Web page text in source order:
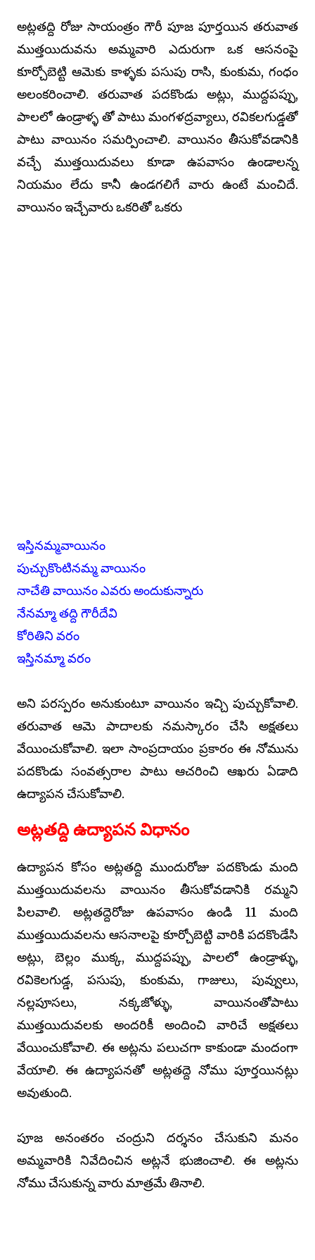
అట్లతద్ది రోజు సాయంత్రం గౌరీ పూజ పూర్తయిన తరువాత
ముత్తయిదువను అమ్మవారి ఎదురుగా ఒక ఆసనంపై
కూర్చోబెట్టి ఆమెకు కాళ్ళకు పసుపు రాసి, కుంకుమ, గంధం
అలంకరించాలి. తరువాత పదకొండు అట్లు, ముద్దపప్పు,
పాలలో ఉండ్రాళ్ళ తో పాటు మంగళద్రవ్యాలు, రవికలగుడ్డతో
పాటు వాయినం సమర్పించాలి. వాయినం తీసుకోవడానికి
వచ్చే ముత్తయిదువలు కూడా ఉపవాసం ఉండాలన్న
నియమం లేదు కానీ ఉండగలిగే వారు ఉంటే మంచిదే.
వాయినం ఇచ్చేవారు ఒకరితో ఒకరు
ఇస్తినమ్మవాయినం
పుచ్చుకొంటినమ్మ వాయినం
నాచేతి వాయినం ఎవరు అందుకున్నారు
నేనమ్మా తద్ది గౌరీదేవి
కోరితిని వరం
ఇస్తినమ్మా వరం
అని పరస్పరం అనుకుంటూ వాయినం ఇచ్చి పుచ్చుకోవాలి.
తరువాత ఆమె పాదాలకు నమస్కారం చేసి అక్షతలు
వేయించుకోవాలి. ఇలా సాంప్రదాయం ప్రకారం ఈ నోమును
పదకొండు సంవత్సరాల పాటు ఆచరించి ఆఖరు ఏడాది
ఉద్యాపన చేసుకోవాలి.
అట్లతద్ది ఉద్యాపన విధానం
ఉద్యాపన కోసం అట్లతద్ది ముందురోజు పదకొండు మంది
ముత్తయిదువలను వాయినం తీసుకోవడానికి రమ్మని
పిలవాలి. అట్లతద్దెరోజు ఉపవాసం ఉండి 11 మంది
ముత్తయిదువలను ఆసనాలపై కూర్చోబెట్టి వారికి పదకొండేసి
అట్లు, బెల్లం ముక్క, ముద్దపప్పు, పాలలో ఉండ్రాళ్ళు,
రవికెలగుడ్డ, పసుపు, కుంకుమ, గాజులు, పువ్వులు,
నల్లపూసలు, నక్కజోళ్ళు, వాయినంతోపాటు
ముత్తయిదువలకు అందరికీ అందించి వారిచే అక్షతలు
వేయించుకోవాలి. ఈ అట్లను పలుచగా కాకుండా మందంగా
వేయాలి. ఈ ఉద్యాపనతో అట్లతద్దె నోము పూర్తయినట్లు
అవుతుంది.
పూజ అనంతరం చంద్రుని దర్శనం చేసుకుని మనం
అమ్మవారికి నివేదించిన అట్లనే భుజించాలి. ఈ అట్లను
నోము చేసుకున్న వారు మాత్రమే తినాలి.